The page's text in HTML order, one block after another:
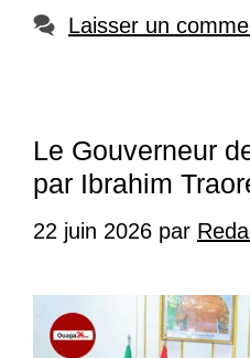
Laisser un
Le Gouverneur
par Ibrahim
22 juin 2026 par